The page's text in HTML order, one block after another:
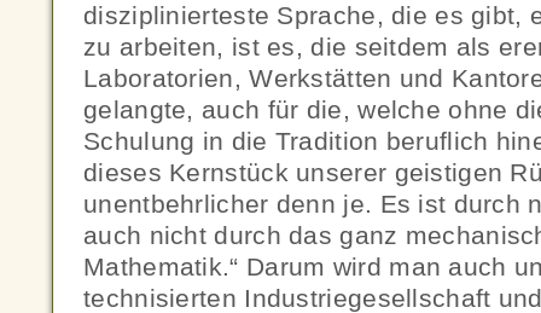
disziplinierteste Sprache, die es gibt,
zu arbeiten, ist es, die seitdem als
Laboratorien, Werkstätten und
gelangte, auch für die, welche ohne
Schulung in die Tradition beruflich
dieses Kernstück unserer geistigen
unentbehrlicher denn je. Es ist durch
auch nicht durch das ganz
Mathematik.“ Darum wird man auch
technisierten Industriegesellschaft